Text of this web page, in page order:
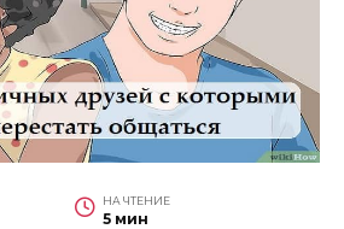
НА ЧТЕНИЕ
5 мин